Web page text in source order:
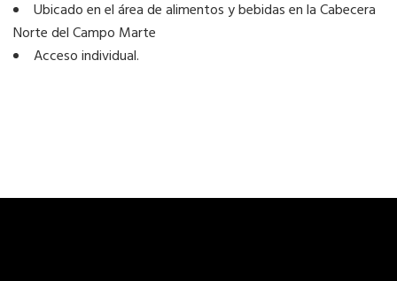
Ubicado en el área de alimentos y bebidas en la Cabecera
Norte del Campo Marte
Acceso individual.